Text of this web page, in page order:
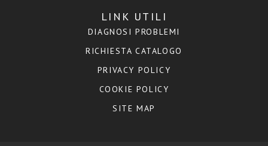
LINK UTILI
DIAGNOSI PROBLEMI
RICHIESTA CATALOGO
PRIVACY POLICY
COOKIE POLICY
SITE MAP